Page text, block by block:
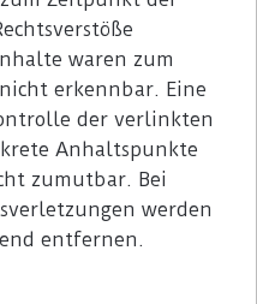
waren zum
erkennbar. Eine
der verlinkten
Anhaltspunkte
zumutbar. Bei
werden
entfernen.